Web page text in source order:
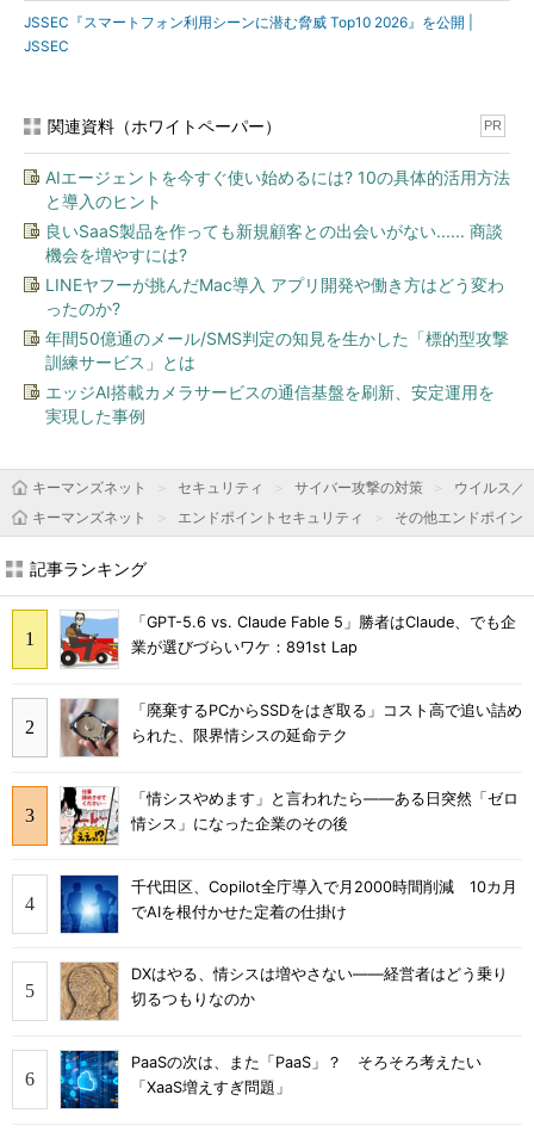
JSSEC『スマートフォン利用シーンに潜む脅威 Top10 2026』を公開 |
JSSEC
関連資料（ホワイトペーパー） PR
AIエージェントを今すぐ使い始めるには? 10の具体的活用方法
と導入のヒント
良いSaaS製品を作っても新規顧客との出会いがない...... 商談
機会を増やすには?
LINEヤフーが挑んだMac導入 アプリ開発や働き方はどう変わ
ったのか?
年間50億通のメール/SMS判定の知見を生かした「標的型攻撃
訓練サービス」とは
エッジAI搭載カメラサービスの通信基盤を刷新、安定運用を
実現した事例
キーマンズネット セキュリティ サイバー攻撃の対策
ウイルス／
キーマンズネット
エンドポイントセキュリティ その他エンドポイン
記事ランキング
「GPT-5.6 vs. Claude Fable 5」勝者はClaude、でも企
業が選びづらいワケ：891st Lap
「廃棄するPCからSSDをはぎ取る」コスト高で追い詰め
られた、限界情シスの延命テク
「情シスやめます」と言われたら――ある日突然「ゼロ
情シス」になった企業のその後
千代田区、Copilot全庁導入で月2000時間削減 10カ月
でAIを根付かせた定着の仕掛け
DXはやる、情シスは増やさない――経営者はどう乗り
切るつもりなのか
PaaSの次は、また「PaaS」？ そろそろ考えたい
「XaaS増えすぎ問題」